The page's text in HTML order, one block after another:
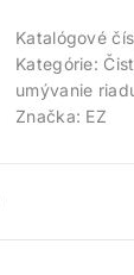
Katalógové
Kategórie:
umývanie
Značka: EZ